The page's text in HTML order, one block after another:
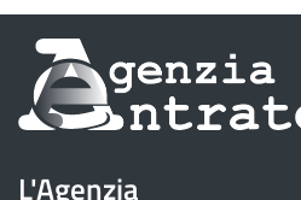
Informazioni
sul
L'Agenzia